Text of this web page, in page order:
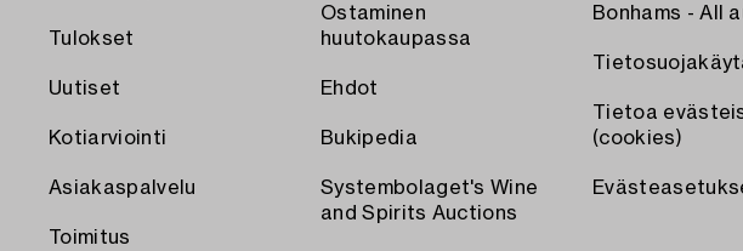
Tulokset
Uutiset
Kotiarviointi
Asiakaspalvelu
Toimitus
Ostaminen
huutokaupassa
Ehdot
Bukipedia
Systembolaget's Wine
and Spirits Auctions
Bonhams - All
Tietoa
(cookies)